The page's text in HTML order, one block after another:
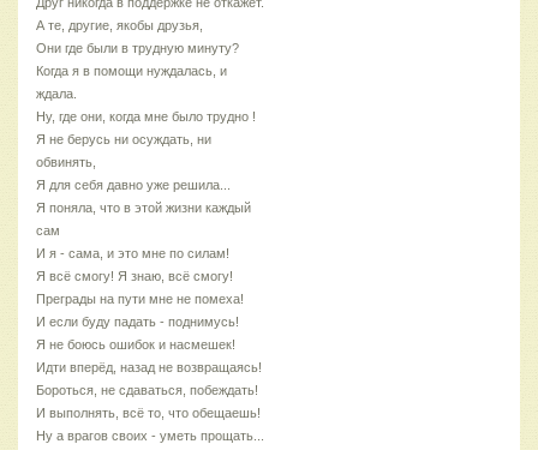
Друг никогда в поддержке не откажет.
А те, другие, якобы друзья,
Они где были в трудную минуту?
Когда я в помощи нуждалась, и
ждала.
Ну, где они, когда мне было трудно !
Я не берусь ни осуждать, ни
обвинять,
Я для себя давно уже решила...
Я поняла, что в этой жизни каждый
сам
И я - сама, и это мне по силам!
Я всё смогу! Я знаю, всё смогу!
Преграды на пути мне не помеха!
И если буду падать - поднимусь!
Я не боюсь ошибок и насмешек!
Идти вперёд, назад не возвращаясь!
Бороться, не сдаваться, побеждать!
И выполнять, всё то, что обещаешь!
Ну а врагов своих - уметь прощать...